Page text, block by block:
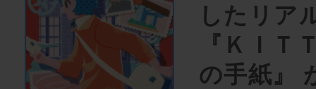
したリア
『ＫＩＴ
の手紙』